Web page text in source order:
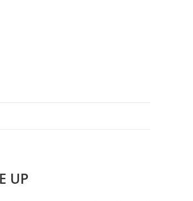
UP